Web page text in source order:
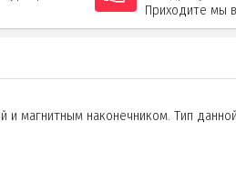
Приходите мы
магнитным наконечником. Тип